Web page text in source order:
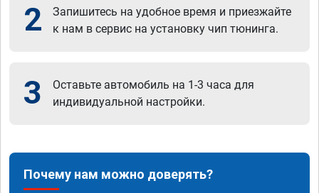
2
Запишитесь на удобное время и приезжайте
к нам в сервис на установку чип тюнинга.
3
Оставьте автомобиль на 1-3 часа для
индивидуальной настройки.
Почему нам можно доверять?